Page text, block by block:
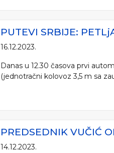
PUTEVI SRBIJE:
16.12.2023.
Danas u 12.30 časova prvi
(jednotračni kolovoz 3,5 m sa
PREDSEDNIK VUČIĆ
14.12.2023.